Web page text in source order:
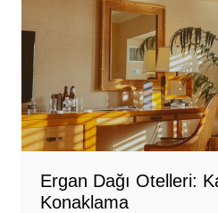
Ergan Dağı Otelleri:
Konaklama